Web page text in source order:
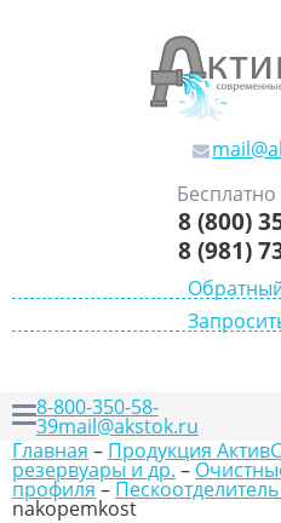
8 (800)
8 (981)
8-800-350-58-
39mail@akstok.ru
Главная – Продукция
резервуары и др. –
профиля –
nakopemkost